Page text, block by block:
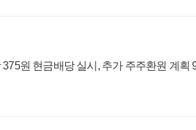
원 현금배당 실시, 추가 주주환원 계획